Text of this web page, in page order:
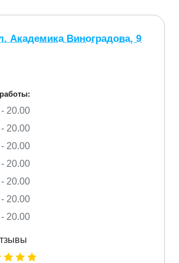
Академика Виноградова, 9
20.00
20.00
20.00
20.00
20.00
20.00
20.00